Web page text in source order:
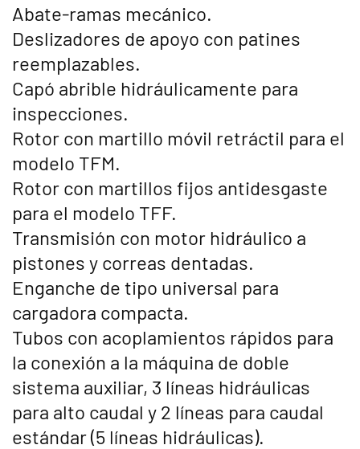
Abate-ramas mecánico.
Deslizadores de apoyo con patines
reemplazables.
Capó abrible hidráulicamente para
inspecciones.
Rotor con martillo móvil retráctil para el
modelo TFM.
Rotor con martillos fijos antidesgaste
para el modelo TFF.
Transmisión con motor hidráulico a
pistones y correas dentadas.
Enganche de tipo universal para
cargadora compacta.
Tubos con acoplamientos rápidos para
la conexión a la máquina de doble
sistema auxiliar, 3 líneas hidráulicas
para alto caudal y 2 líneas para caudal
estándar (5 líneas hidráulicas).